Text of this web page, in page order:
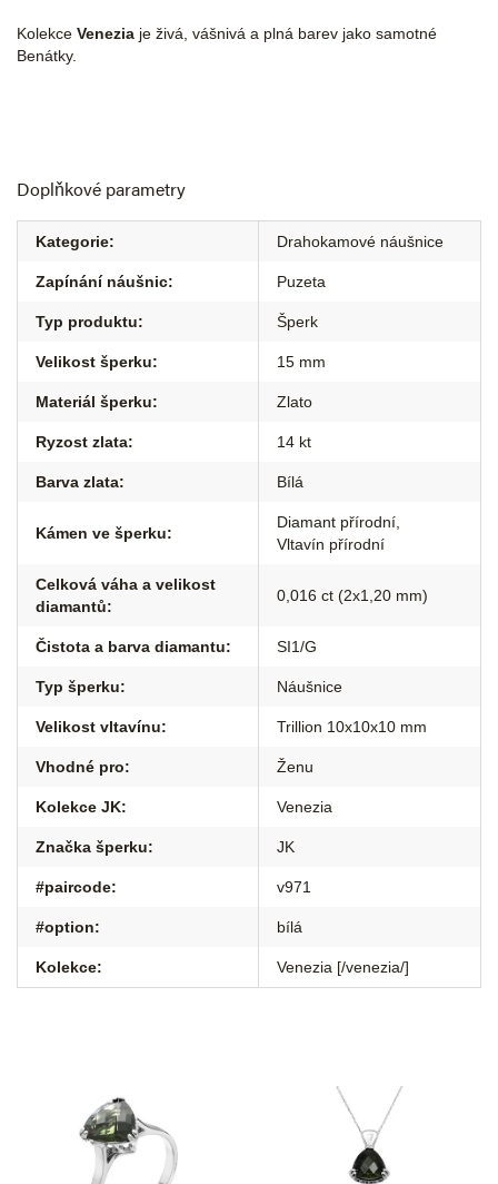
Kolekce Venezia je živá, vášnivá a plná barev jako samotné
Benátky.
Doplňkové parametry
Kategorie: Drahokamové náušnice
Zapínání náušnic: Puzeta
Typ produktu: Šperk
Velikost šperku: 15 mm
Materiál šperku: Zlato
Ryzost zlata: 14 kt
Barva zlata: Bílá
Kámen ve šperku:
Diamant přírodní
Vltavín přírodní
Celková váha a velikost
diamantů:
0,016 ct (2x1,20 mm)
Čistota a barva diamantu: SI1/G
Typ šperku: Náušnice
Velikost vltavínu: Trillion 10x10x10 mm
Vhodné pro: Ženu
Kolekce JK: Venezia
Značka šperku: JK
#paircode: v971
#option: bílá
Kolekce: Venezia [/venezia/]